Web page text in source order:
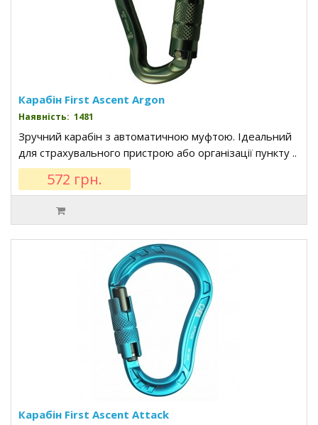
Карабін First Ascent Argon
Наявність: 1481
Зручний карабін з автоматичною муфтою. Ідеальний
для страхувального пристрою або організації пункту ..
572 грн.
Карабін First Ascent Attack